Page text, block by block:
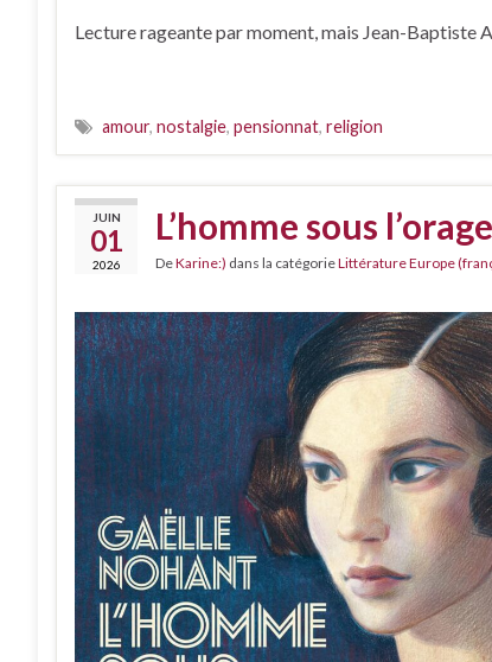
Lecture rageante par moment, mais Jean-Baptiste
amour, nostalgie, pensionnat, religion
JUIN
01
2026
L’homme sous
DeKarine:) dans la catégorieLittérature Europe